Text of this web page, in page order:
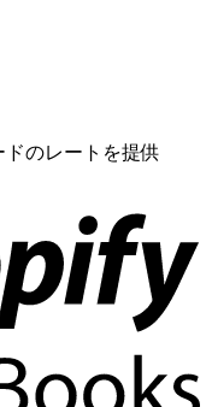
のレートを提供